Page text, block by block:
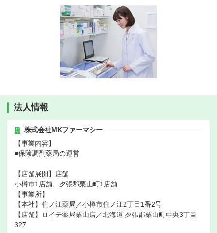
法人情報
株式会社MKファーマシー
【事業内容】
■保険調剤薬局の運営
【店舗展開】店舗
小樽市1店舗、夕張郡栗山町1店舗
【事業所】
【本社】住ノ江薬局／小樽市住ノ江2丁目1番2号
【店舗】ロイテ薬局栗山店／北海道 夕張郡栗山町中央3丁目
327